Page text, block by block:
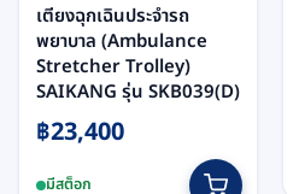
เตียงฉุกเฉินประจำรถ
พยาบาล (Ambulance
Stretcher Trolley)
SAIKANG รุ่น SKB039(D)
฿23,400
มีสต็อก